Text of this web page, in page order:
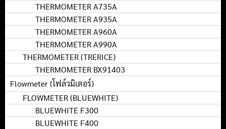
THERMOMETER A735A
THERMOMETER A935A
THERMOMETER A960A
THERMOMETER A990A
THERMOMETER (TRERICE)
THERMOMETER BX91403
Flowmeter (โฟล์วมิเตอร์)
FLOWMETER (BLUEWHITE)
BLUEWHITE F300
BLUEWHITE F400